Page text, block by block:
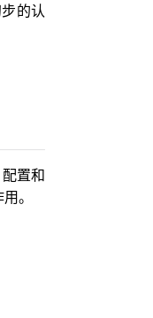
的认
置和
。